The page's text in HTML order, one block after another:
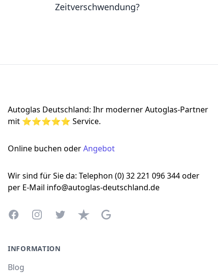
Zeitverschwendung?
Autoglas Deutschland: Ihr moderner Autoglas-Partner
mit ⭐⭐⭐⭐⭐ Service.
Online buchen oderAngebot
Wir sind für Sie da: Telephon (0) 32 221 096 344 oder
per E-Mail info@autoglas-deutschland.de
FacebookInstagramTwitterTrustpilotGoogle Business Profile
INFORMATION
Blog